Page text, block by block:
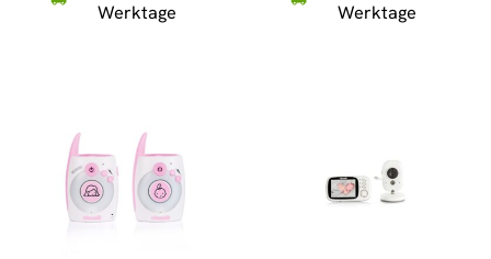
Werktage
Werktage